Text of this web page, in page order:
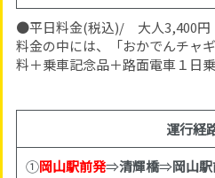
●平日料金(税込)/ 大人3,400円
料金の中には、「おかでんチャ
料＋乗車記念品＋路面電車１日
運行経
①岡山駅前発⇒清輝橋⇒岡山